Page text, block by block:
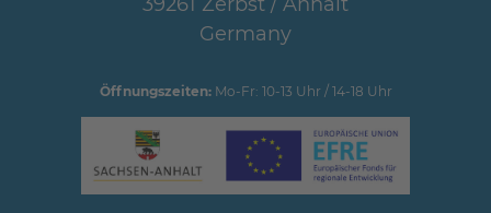
Germany
Öffnungszeiten:Mo-Fr: 10-13 Uhr / 14-18 Uhr